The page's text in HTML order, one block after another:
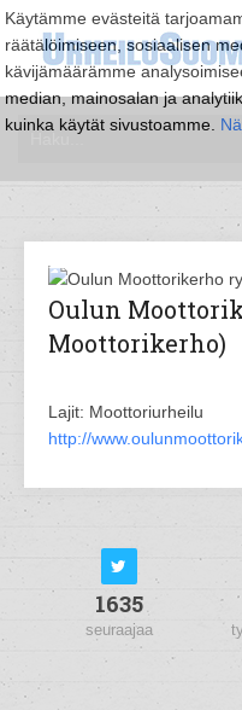
Käytämme evästeitä
räätälöimiseen, sosiaalisen
kävijämäärämme
median, mainosalan ja
kuinka käytät sivustoamme.
Oulun
Moottorikerho)
Lajit: Moottoriurheilu
http://
1635
seuraajaa